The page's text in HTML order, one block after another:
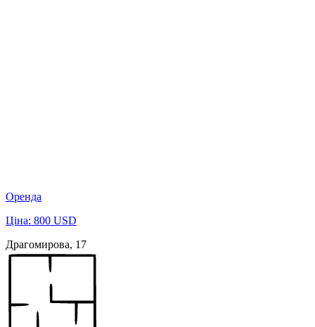
Оренда
Ціна: 800 USD
Драгомирова, 17